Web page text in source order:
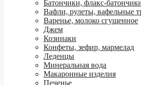
Батончики, флакс-
Вафли, рулеты, вафельные
Варенье, молоко сгущенное
Джем
Козинаки
Конфеты, зефир, мармелад
Леденцы
Минеральная вода
Макаронные изделия
Печенье